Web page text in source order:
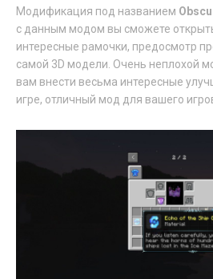
Модификация под названием
с данным модом вы сможете
интересные рамочки, предосмотр
самой 3D модели. Очень неплохой
вам внести весьма интересные
игре, отличный мод для вашего